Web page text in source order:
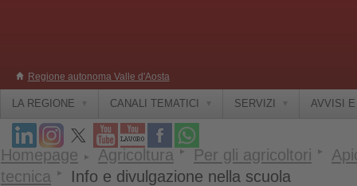
Regione autonoma Valle d'Aosta
LA REGIONE CANALI TEMATICI SERVIZI AVVISI
Homepage Agricoltura Per gli agricoltori
tecnica
Info e divulgazione nella scuola